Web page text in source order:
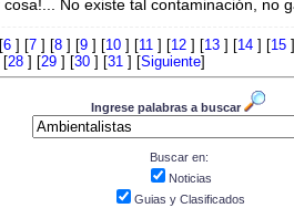
No existe tal contaminación, no
6 ] [7 ] [8 ] [9 ] [10 ] [11 ] [12 ] [13 ] [14 ] [15
[28 ] [29 ] [30 ] [31 ] [Siguiente]
Ingrese palabras a buscar
Buscar en:
Noticias
Guias y Clasificados